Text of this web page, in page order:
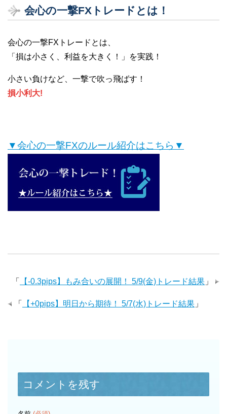
会心の一撃FXトレードとは！
会心の一撃FXトレードとは、
「損は小さく、利益を大きく！」を実践！
小さい負けなど、一撃で吹っ飛ばす！
損小利大!
▼会心の一撃FXのルール紹介はこちら▼
「 【-0.3pips】もみ合いの展開！ 5/9(金)トレード結果 」
「 【+0pips】明日から期待！ 5/7(水)トレード結果 」
コメントを残す